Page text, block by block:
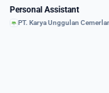
Personal Assistant